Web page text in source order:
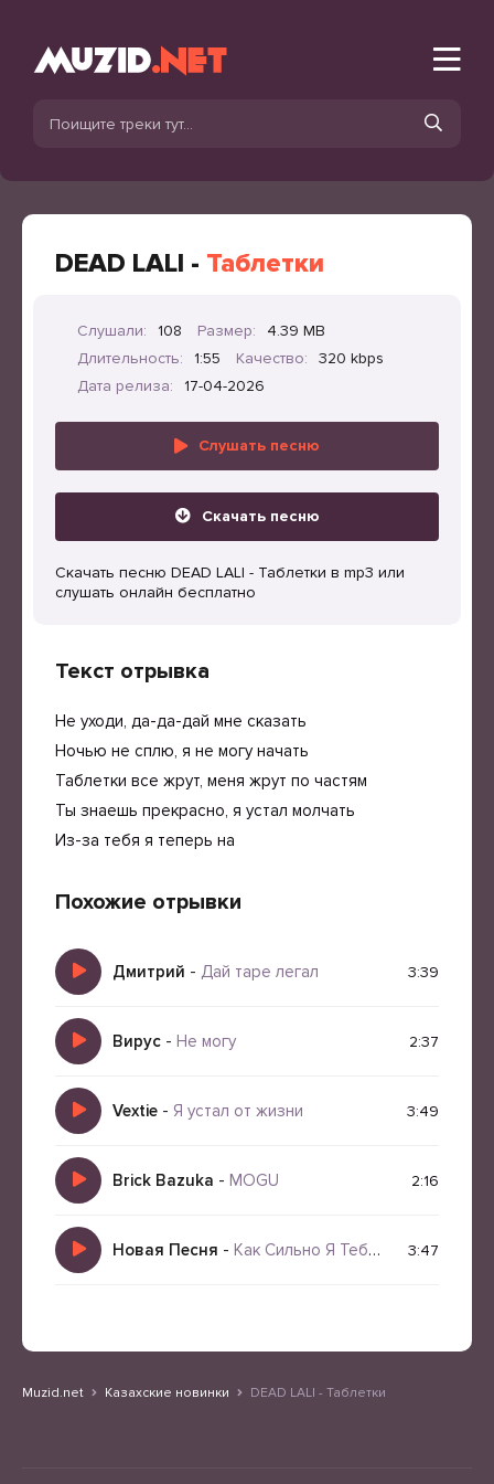
DEAD LALI - Таблетки
Слушали: 108 Размер:
4.39 MB
Длительность:
1:55 Качество:
320 kbps
Дата релиза:
17-04-2026
Слушать песню
Скачать песню
Скачать песню DEAD LALI - Таблетки в mp3 или
слушать онлайн бесплатно
Текст отрывка
Не уходи, да-да-дай мне сказать
Ночью не сплю, я не могу начать
Таблетки все жрут, меня жрут по частям
Ты знаешь прекрасно, я устал молчать
Из-за тебя я теперь на
Похожие отрывки
Дмитрий - Дай таре легал 3:39
Вирус - Не могу 2:37
Vextie - Я устал от жизни 3:49
Brick Bazuka - MOGU 2:16
Новая Песня - Как Сильно Я Тебя Люблю 3:47
Muzid.net Казахские новинки DEAD LALI - Таблетки